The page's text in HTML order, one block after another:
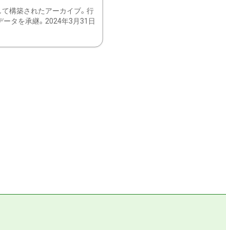
構築されたアーカイブ。行
ータを承継。2024年3月31日